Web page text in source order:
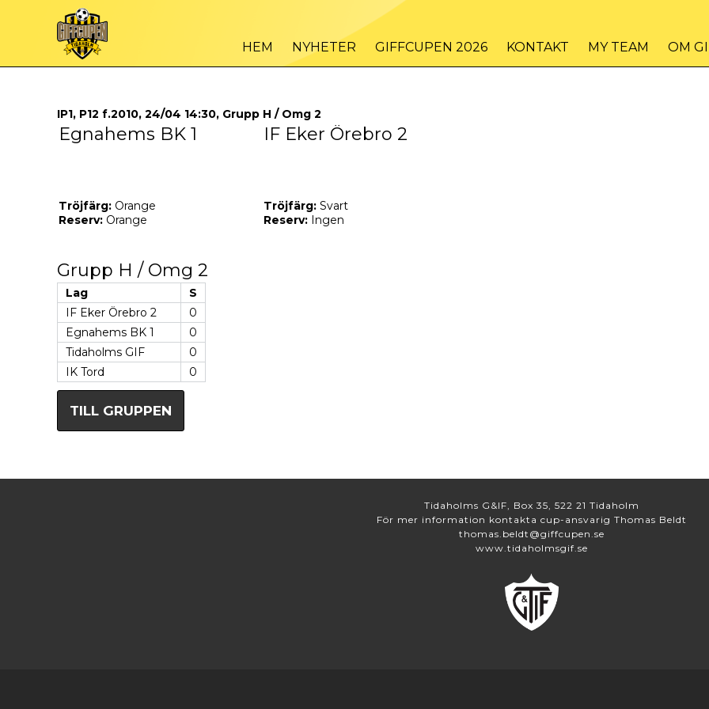
HEM NYHETER GIFFCUPEN 2026 KONTAKT MY TEAM OM
IP1, P12 f.2010, 24/04 14:30, Grupp H / Omg 2
Egnahems BK 1 IF Eker Örebro 2
Tröjfärg: Orange
Reserv: Orange
Tröjfärg: Svart
Reserv: Ingen
Grupp H / Omg 2
Lag
S
IF Eker Örebro 2
0
Egnahems BK 1
0
Tidaholms GIF
0
IK Tord
0
TILL GRUPPEN
Tidaholms G&IF, Box 35, 522 21 Tidaholm
För mer information kontakta cup-ansvarig Thomas Beldt
thomas.beldt@giffcupen.se
www.tidaholmsgif.se